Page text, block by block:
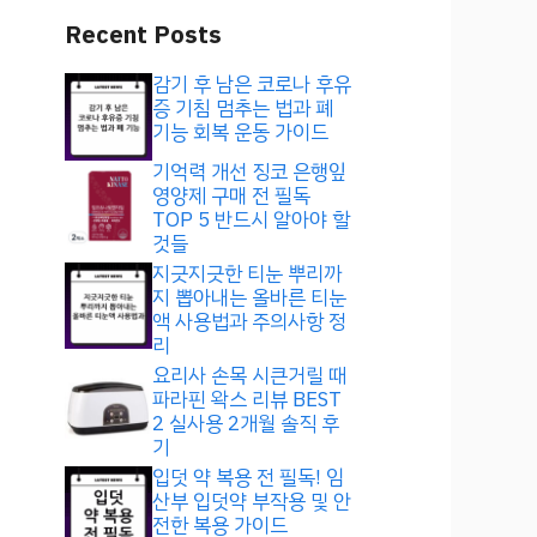
Recent Posts
감기 후 남은 코로나 후유
증 기침 멈추는 법과 폐
기능 회복 운동 가이드
기억력 개선 징코 은행잎
영양제 구매 전 필독
TOP 5 반드시 알아야 할
것들
지긋지긋한 티눈 뿌리까
지 뽑아내는 올바른 티눈
액 사용법과 주의사항 정
리
요리사 손목 시큰거릴 때
파라핀 왁스 리뷰 BEST
2 실사용 2개월 솔직 후
기
입덧 약 복용 전 필독! 임
산부 입덧약 부작용 및 안
전한 복용 가이드